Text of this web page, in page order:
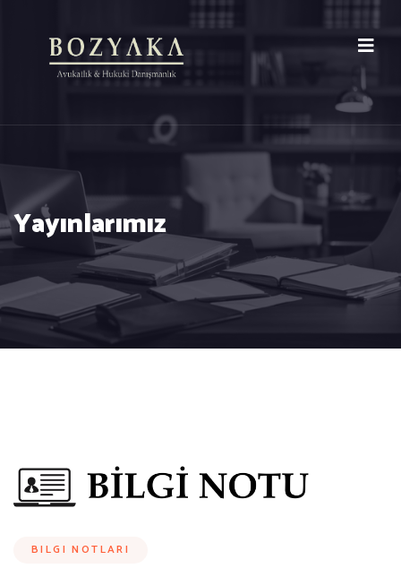
Yayınlarımız
BILGI NOTLARI